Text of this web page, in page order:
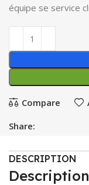
équipe se service
Compare
Share:
DESCRIPTION
Description